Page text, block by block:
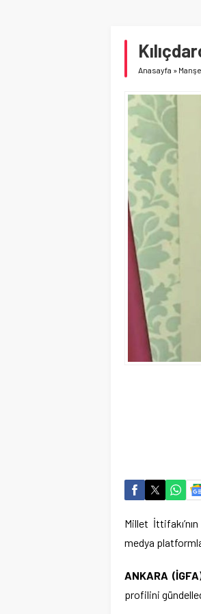
Anasayfa »
Millet
medya
ANKARA
profilini